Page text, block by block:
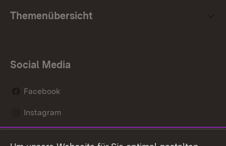
Themenübersicht
Social Media
Facebook
Instagram